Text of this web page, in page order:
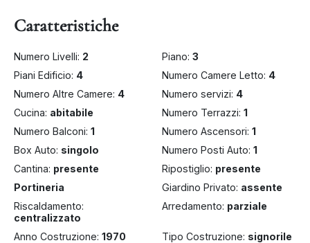
Caratteristiche
Numero Livelli: 2 Piano: 3
Piani Edificio: 4 Numero Camere Letto: 4
Numero Altre Camere: 4 Numero servizi: 4
Cucina: abitabile Numero Terrazzi: 1
Numero Balconi: 1 Numero Ascensori: 1
Box Auto: singolo Numero Posti Auto: 1
Cantina: presente Ripostiglio: presente
Portineria
Giardino Privato: assente
Riscaldamento:
centralizzato
Arredamento: parziale
Anno Costruzione: 1970 Tipo Costruzione: signorile